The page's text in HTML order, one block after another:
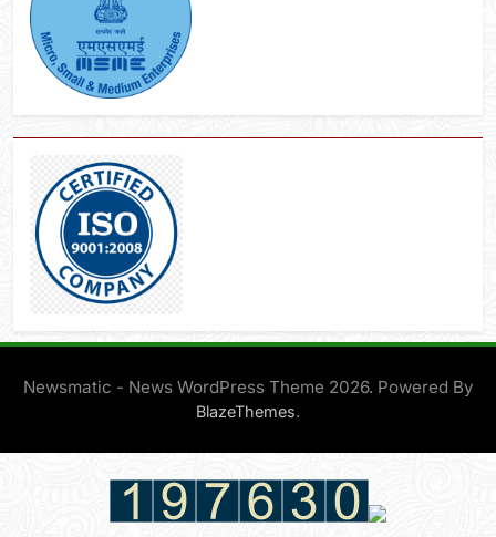
Newsmatic - News WordPress Theme 2026. Powered By
BlazeThemes.